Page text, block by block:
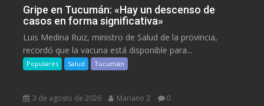
Gripe en Tucumán: «Hay un descenso de
casos en forma significativa»
Luis Medina Ruiz, ministro de Salud de la provincia,
recordó que la vacuna está disponible para...
Populares Salud Tucumán
3 de agosto de 2026 Mariano Z 0